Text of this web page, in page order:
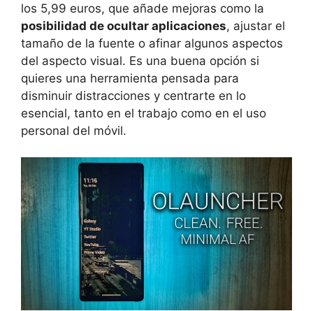
los 5,99 euros, que añade mejoras como la
posibilidad de ocultar aplicaciones, ajustar el
tamaño de la fuente o afinar algunos aspectos
del aspecto visual. Es una buena opción si
quieres una herramienta pensada para
disminuir distracciones y centrarte en lo
esencial, tanto en el trabajo como en el uso
personal del móvil.